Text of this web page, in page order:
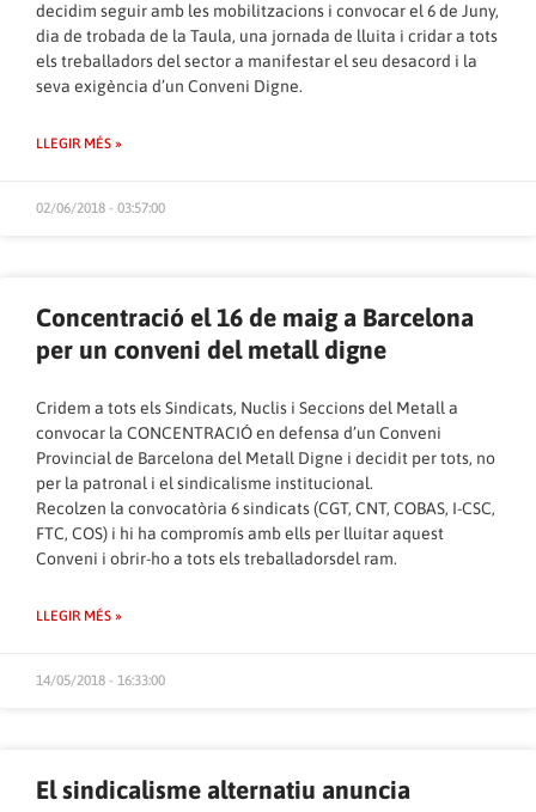
decidim seguir amb les mobilitzacions i convocar el 6 de Juny,
dia de trobada de la Taula, una jornada de lluita i cridar a tots
els treballadors del sector a manifestar el seu desacord i la
seva exigència d’un Conveni Digne.
LLEGIR MÉS »
02/06/2018 - 03:57:00
Concentració el 16 de maig a Barcelona
per un conveni del metall digne
Cridem a tots els Sindicats, Nuclis i Seccions del Metall a
convocar la CONCENTRACIÓ en defensa d’un Conveni
Provincial de Barcelona del Metall Digne i decidit per tots, no
per la patronal i el sindicalisme institucional.
Recolzen la convocatòria 6 sindicats (CGT, CNT, COBAS, I-CSC,
FTC, COS) i hi ha compromís amb ells per lluitar aquest
Conveni i obrir-ho a tots els treballadorsdel ram.
LLEGIR MÉS »
14/05/2018 - 16:33:00
El sindicalisme alternatiu anuncia